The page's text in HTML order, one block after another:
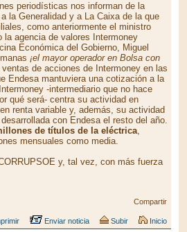
periodísticas nos informan de la
la Generalidad y a La Caixa de la que
como anteriormente el ministro
la agencia de valores Intermoney
Económica del Gobierno, Miguel
¡el mayor operador en Bolsa con
de acciones de Intermoney en las
Endesa mantuviera una cotización a la
-intermediario que no hace
qué será- centra su actividad en
renta variable y, además, su actividad
con Endesa el resto del año.
de títulos de la eléctrica,
mensuales como media.
y, tal vez, con más fuerza
Compartir
Enviar noticia Subir Inicio